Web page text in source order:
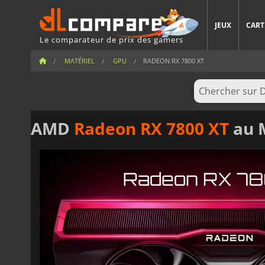
Le comparateur de prix des gamers
JEUX
MATÉRIEL GPU RADEON RX 7800 XT
AMD Radeon RX 7800 XT au